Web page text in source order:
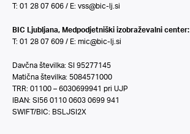
T: 01 28 07 606 / E: vss@bic-lj.si
BIC Ljubljana, Medpodjetniški izobraževalni center:
T: 01 28 07 609 / E: mic@bic-lj.si
Davčna številka: SI 95277145
Matična številka: 5084571000
TRR: 01100 – 6030699941 pri UJP
IBAN: SI56 0110 0603 0699 941
SWIFT/BIC: BSLJSI2X